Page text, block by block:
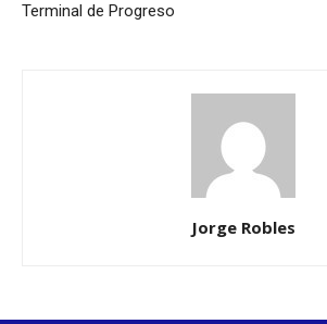
Terminal de Progreso
Jorge Robles